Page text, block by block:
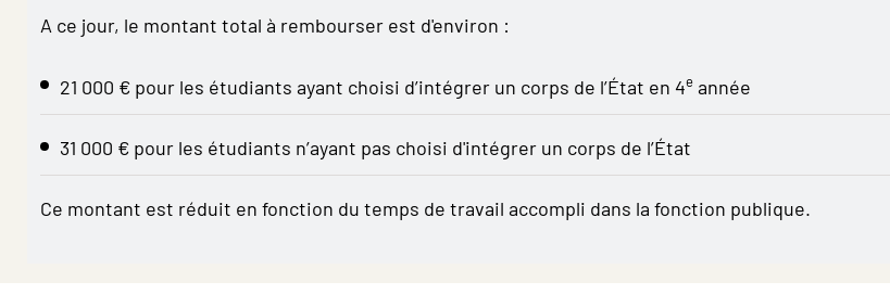
A ce jour, le montant total à rembourser est d'environ :
21 000 € pour les étudiants ayant choisi d’intégrer un corps de l’État en 4eannée
31 000 € pour les étudiants n’ayant pas choisi d'intégrer un corps de l’État
Ce montant est réduit en fonction du temps de travail accompli dans la fonction publique.